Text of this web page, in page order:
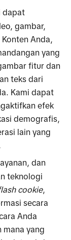
dapat
gambar,
Anda,
yang
fitur dan
teks dari
Kami dapat
efek
demografis,
lain yang
dan
teknologi
cookie,
secara
Anda
mana yang